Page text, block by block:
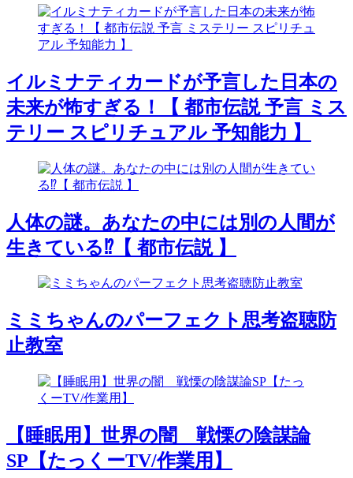
イルミナティカードが予言した日本の
未来が怖すぎる！【 都市伝説 予言 ミス
テリー スピリチュアル 予知能力 】
人体の謎。あなたの中には別の人間が
生きている⁉︎【 都市伝説 】
ミミちゃんのパーフェクト思考盗聴防
止教室
【睡眠用】世界の闇 戦慄の陰謀論
SP【たっくーTV/作業用】